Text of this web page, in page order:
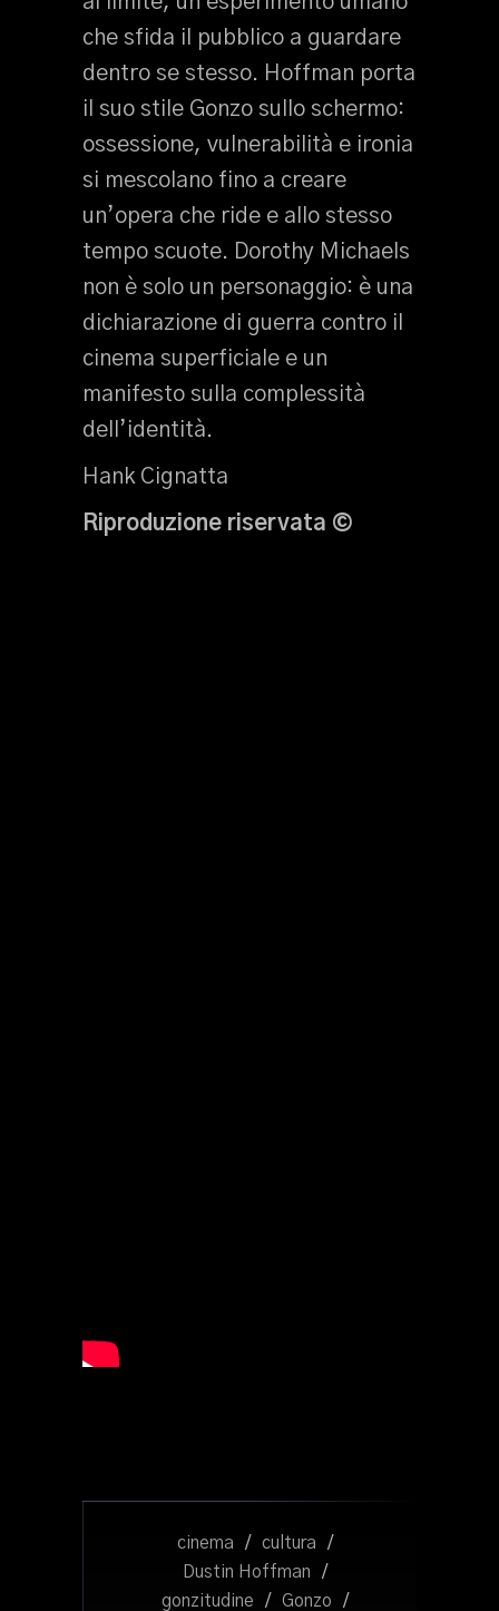
che sfida il pubblico a guardare
dentro se stesso. Hoffman porta
il suo stile Gonzo sullo schermo:
ossessione, vulnerabilità e ironia
si mescolano fino a creare
un’opera che ride e allo stesso
tempo scuote. Dorothy Michaels
non è solo un personaggio: è una
dichiarazione di guerra contro il
cinema superficiale e un
manifesto sulla complessità
dell’identità.
Hank Cignatta
Riproduzione riservata ©
cinema / cultura
/
Dustin Hoffman
/
gonzitudine
/ Gonzo
/